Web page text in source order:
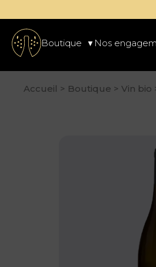
Boutique Nos
Accueil > Boutique > Vin bio